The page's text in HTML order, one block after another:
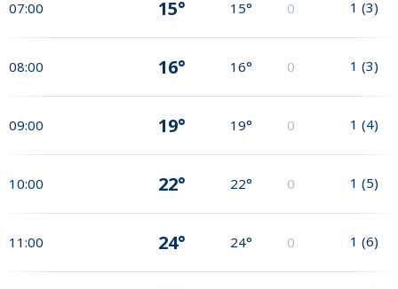
07:00 15° 15° 0 1 (3)
08:00 16° 16° 0 1 (3)
09:00 19° 19° 0 1 (4)
10:00 22° 22° 0 1 (5)
11:00 24° 24° 0 1 (6)